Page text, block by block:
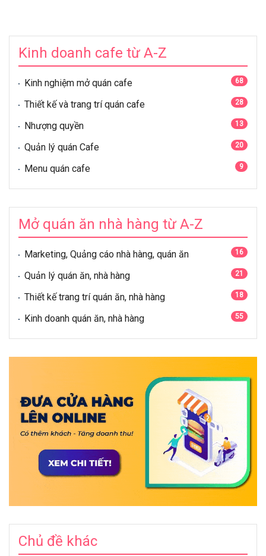
Kinh doanh cafe từ A-Z
Kinh nghiệm mở quán cafe 68
Thiết kế và trang trí quán cafe 28
Nhượng quyền 13
Quản lý quán Cafe 20
Menu quán cafe 9
Mở quán ăn nhà hàng từ A-Z
Marketing, Quảng cáo nhà hàng, quán ăn 16
Quản lý quán ăn, nhà hàng 21
Thiết kế trang trí quán ăn, nhà hàng 18
Kinh doanh quán ăn, nhà hàng 55
Chủ đề khác